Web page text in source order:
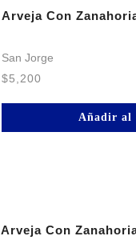
Arveja Con
San Jorge
$5,200
Añadir al
Arveja Con